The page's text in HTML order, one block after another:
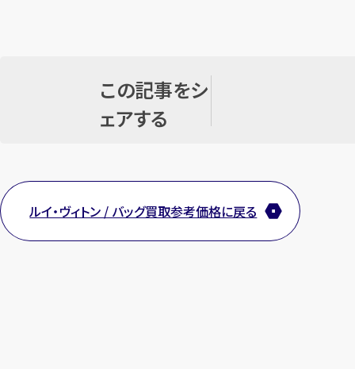
この記事をシ
ェアする
ルイ・ヴィトン / バッグ買取参考価格に戻る